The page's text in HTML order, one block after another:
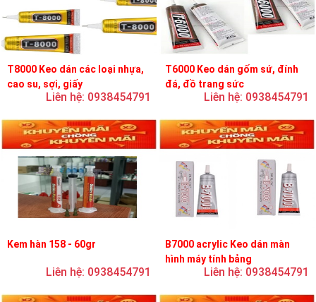
T8000 Keo dán các loại nhựa,
cao su, sợi, giấy
Liên hệ: 0938454791
T6000 Keo dán gốm sứ, đính
đá, đồ trang sức
Liên hệ: 0938454791
Kem hàn 158 - 60gr
Liên hệ: 0938454791
B7000 acrylic Keo dán màn
hình máy tính bảng
Liên hệ: 0938454791